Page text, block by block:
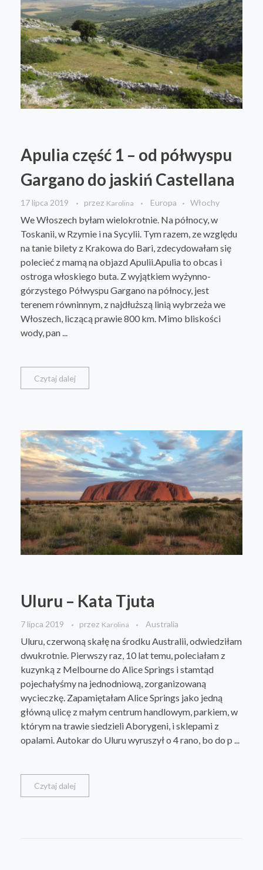
Wielka Brytania
Włochy
Kenia
Australia
O mnie
Apulia część 1 – od półwyspu
Gargano do jaskiń Castellana
17 lipca 2019 przez Karolina Europa Włochy
We Włoszech byłam wielokrotnie. Na północy, w
Toskanii, w Rzymie i na Sycylii. Tym razem, ze względu
na tanie bilety z Krakowa do Bari, zdecydowałam się
polecieć z mamą na objazd Apulii.Apulia to obcas i
ostroga włoskiego buta. Z wyjątkiem wyżynno-
górzystego Półwyspu Gargano na północy, jest
terenem równinnym, z najdłuższą linią wybrzeża we
Włoszech, liczącą prawie 800 km. Mimo bliskości
wody, pan ...
Czytaj dalej
Uluru – Kata Tjuta
7 lipca 2019 przez Karolina Australia
Uluru, czerwoną skałę na środku Australii, odwiedziłam
dwukrotnie. Pierwszy raz, 10 lat temu, poleciałam z
kuzynką z Melbourne do Alice Springs i stamtąd
pojechałyśmy na jednodniową, zorganizowaną
wycieczkę. Zapamiętałam Alice Springs jako jedną
główną ulicę z małym centrum handlowym, parkiem, w
którym na trawie siedzieli Aborygeni, i sklepami z
opalami. Autokar do Uluru wyruszył o 4 rano, bo do p ...
Czytaj dalej